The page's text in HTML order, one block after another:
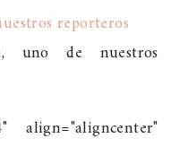
uno de nuestros
align="aligncenter"